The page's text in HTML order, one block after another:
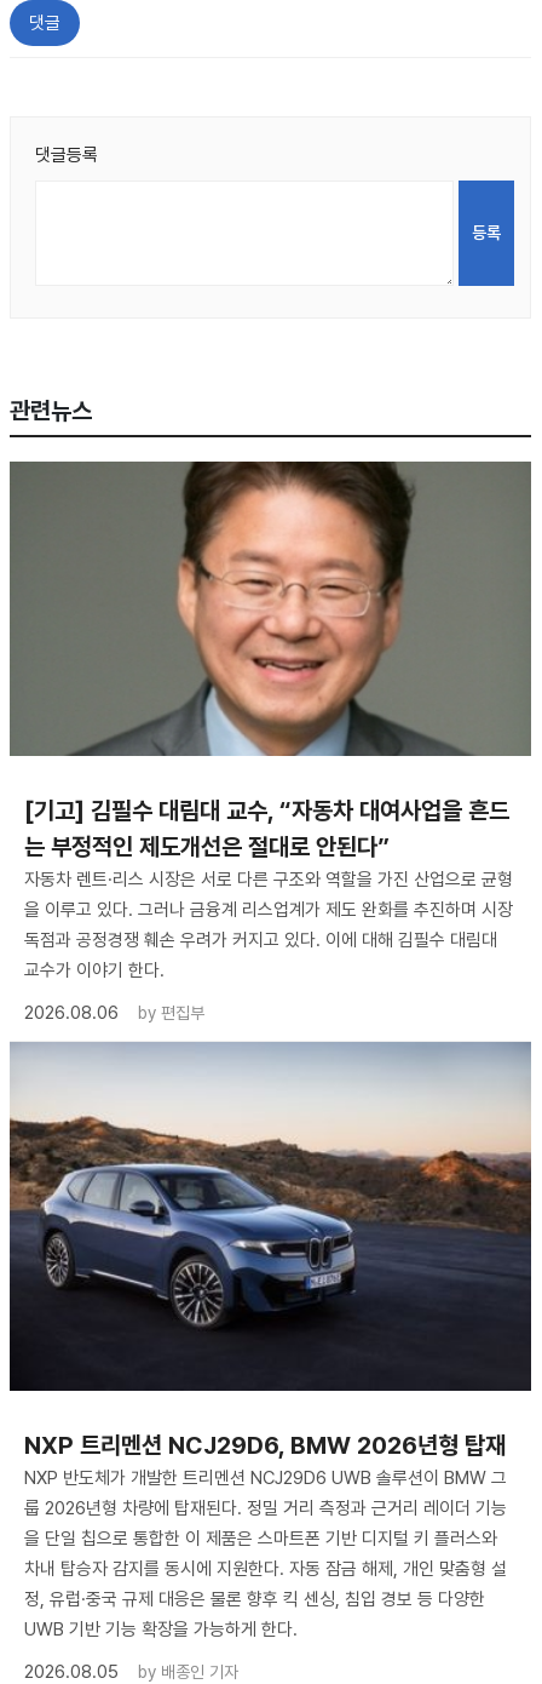
댓글
댓글등록
관련뉴스
[기고] 김필수 대림대 교수, “자동차 대여사업을 흔드
는 부정적인 제도개선은 절대로 안된다”
자동차 렌트·리스 시장은 서로 다른 구조와 역할을 가진 산업으로 균형
을 이루고 있다. 그러나 금융계 리스업계가 제도 완화를 추진하며 시장
독점과 공정경쟁 훼손 우려가 커지고 있다. 이에 대해 김필수 대림대
교수가 이야기 한다.
2026.08.06
by 편집부
NXP 트리멘션 NCJ29D6, BMW 2026년형 탑재
NXP 반도체가 개발한 트리멘션 NCJ29D6 UWB 솔루션이 BMW 그
룹 2026년형 차량에 탑재된다. 정밀 거리 측정과 근거리 레이더 기능
을 단일 칩으로 통합한 이 제품은 스마트폰 기반 디지털 키 플러스와
차내 탑승자 감지를 동시에 지원한다. 자동 잠금 해제, 개인 맞춤형 설
정, 유럽·중국 규제 대응은 물론 향후 킥 센싱, 침입 경보 등 다양한
UWB 기반 기능 확장을 가능하게 한다.
2026.08.05
by 배종인 기자